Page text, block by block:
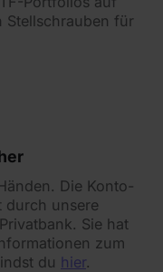
Stellschrauben für
Die Konto-
unsere
Sie hat
zum
du hier.